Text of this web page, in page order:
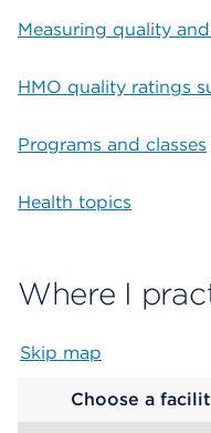
Measuring quality
HMO quality ratings
Programs and classes
Health topics
Where I
Skip map
Choose a